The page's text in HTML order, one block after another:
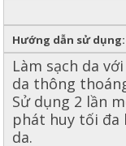
Hướng dẫn sử dụng:
Làm sạch da
da thông
Sử dụng 2 lần
phát huy tối đa
da.